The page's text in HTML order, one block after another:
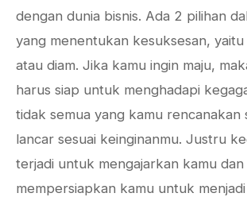
dengan dunia bisnis. Ada 2 pilihan
yang menentukan kesuksesan,
atau diam. Jika kamu ingin maju,
harus siap untuk menghadapi
tidak semua yang kamu rencanakan
lancar sesuai keinginanmu. Justru
terjadi untuk mengajarkan kamu dan
mempersiapkan kamu untuk